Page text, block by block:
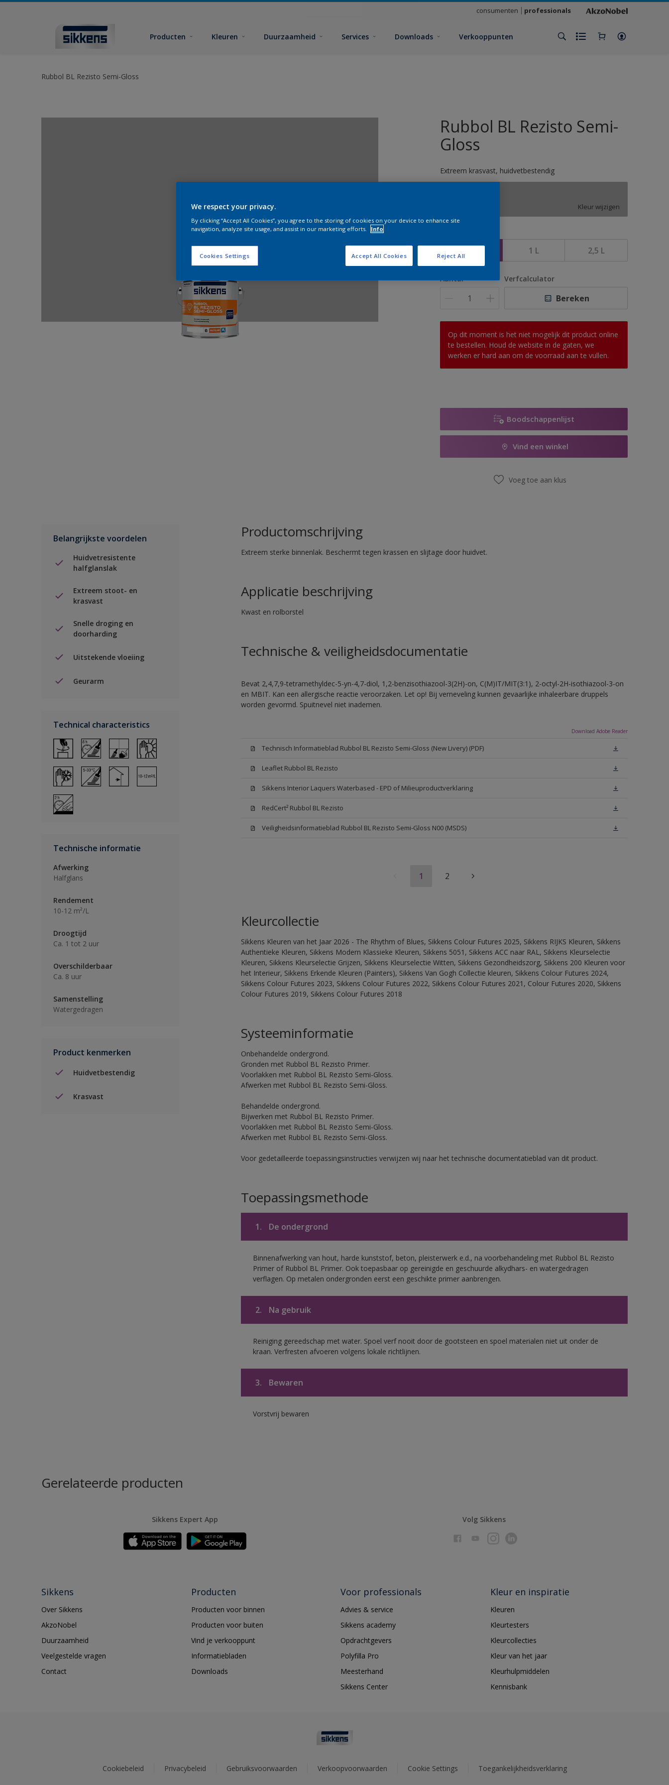
consumenten professionals
Producten Kleuren Duurzaamheid Services Downloads Verkooppunten
Rubbol BL Rezisto Semi-Gloss
Rubbol BL Rezisto Semi-
Gloss
Extreem krasvast, huidvetbestendig
Kleur wijzigen
500 ML 1 L 2,5 L
Aantal Verfcalculator
Bereken
Op dit moment is het niet mogelijk dit product online
te bestellen. Houd de website in de gaten, we
werken er hard aan om de voorraad aan te vullen.
Boodschappenlijst
Vind een winkel
Voeg toe aan klus
Belangrijkste voordelen
Huidvetresistente
halfglanslak
Extreem stoot- en
krasvast
Snelle droging en
doorharding
Uitstekende vloeiing
Geurarm
Technical characteristics
Technische informatie
Afwerking
Halfglans
Rendement
10-12 m²/L
Droogtijd
Ca. 1 tot 2 uur
Overschilderbaar
Ca. 8 uur
Samenstelling
Watergedragen
Product kenmerken
Huidvetbestendig
Krasvast
Productomschrijving
Extreem sterke binnenlak. Beschermt tegen krassen en slijtage door huidvet.
Applicatie beschrijving
Kwast en rolborstel
Technische & veiligheidsdocumentatie
Bevat 2,4,7,9-tetramethyldec-5-yn-4,7-diol, 1,2-benzisothiazool-3(2H)-on, C(M)IT/MIT(3:1), 2-octyl-2H-isothiazool-3-on
en MBIT. Kan een allergische reactie veroorzaken. Let op! Bij verneveling kunnen gevaarlijke inhaleerbare druppels
worden gevormd. Spuitnevel niet inademen.
Download Adobe Reader
Technisch Informatieblad Rubbol BL Rezisto Semi-Gloss (New Livery) (PDF)
Leaflet Rubbol BL Rezisto
Sikkens Interior Laquers Waterbased - EPD of Milieuproductverklaring
RedCert² Rubbol BL Rezisto
Veiligheidsinformatieblad Rubbol BL Rezisto Semi-Gloss N00 (MSDS)
1 2
Kleurcollectie
Sikkens Kleuren van het Jaar 2026 - The Rhythm of Blues, Sikkens Colour Futures 2025, Sikkens RIJKS Kleuren, Sikkens
Authentieke Kleuren, Sikkens Modern Klassieke Kleuren, Sikkens 5051, Sikkens ACC naar RAL, Sikkens Kleurselectie
Kleuren, Sikkens Kleurselectie Grijzen, Sikkens Kleurselectie Witten, Sikkens Gezondheidszorg, Sikkens 200 Kleuren voor
het Interieur, Sikkens Erkende Kleuren (Painters), Sikkens Van Gogh Collectie kleuren, Sikkens Colour Futures 2024,
Sikkens Colour Futures 2023, Sikkens Colour Futures 2022, Sikkens Colour Futures 2021, Colour Futures 2020, Sikkens
Colour Futures 2019, Sikkens Colour Futures 2018
Systeeminformatie
Onbehandelde ondergrond.
Gronden met Rubbol BL Rezisto Primer.
Voorlakken met Rubbol BL Rezisto Semi-Gloss.
Afwerken met Rubbol BL Rezisto Semi-Gloss.
Behandelde ondergrond.
Bijwerken met Rubbol BL Rezisto Primer.
Voorlakken met Rubbol BL Rezisto Semi-Gloss.
Afwerken met Rubbol BL Rezisto Semi-Gloss.
Voor gedetailleerde toepassingsinstructies verwijzen wij naar het technische documentatieblad van dit product.
Toepassingsmethode
1. De ondergrond
Binnenafwerking van hout, harde kunststof, beton, pleisterwerk e.d., na voorbehandeling met Rubbol BL Rezisto
Primer of Rubbol BL Primer. Ook toepasbaar op gereinigde en geschuurde alkydhars- en watergedragen
verflagen. Op metalen ondergronden eerst een geschikte primer aanbrengen.
2. Na gebruik
Reiniging gereedschap met water. Spoel verf nooit door de gootsteen en spoel materialen niet uit onder de
kraan. Verfresten afvoeren volgens lokale richtlijnen.
3. Bewaren
Vorstvrij bewaren
Gerelateerde producten
Sikkens Expert App Volg Sikkens
Sikkens
Over Sikkens
AkzoNobel
Duurzaamheid
Veelgestelde vragen
Contact
Producten
Producten voor binnen
Producten voor buiten
Vind je verkooppunt
Informatiebladen
Downloads
Voor professionals
Advies & service
Sikkens academy
Opdrachtgevers
Polyfilla Pro
Meesterhand
Sikkens Center
Kleur en inspiratie
Kleuren
Kleurtesters
Kleurcollecties
Kleur van het jaar
Kleurhulpmiddelen
Kennisbank
Cookiebeleid Privacybeleid Gebruiksvoorwaarden Verkoopvoorwaarden Cookie Settings Toegankelijkheidsverklaring
We respect your privacy.
By clicking “Accept All Cookies”, you agree to the storing of cookies on your device to enhance site
navigation, analyze site usage, and assist in our marketing efforts.
Info
Cookies Settings Reject All
Accept All Cookies